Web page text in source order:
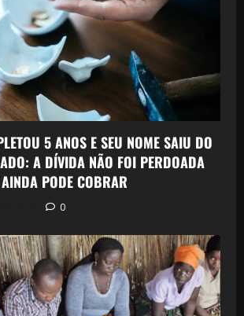
5 ANOS E SEU NOME SAIU DO
A DÍVIDA NÃO FOI PERDOADA
PODE COBRAR
0